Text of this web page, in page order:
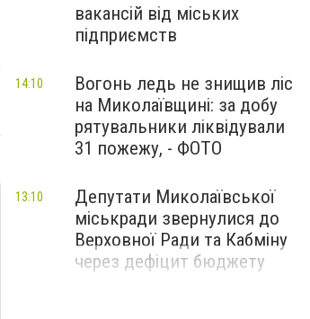
вакансій від міських
підприємств
Вогонь ледь не знищив ліс
на Миколаївщині: за добу
рятувальники ліквідували
31 пожежу, - ФОТО
14:10
Депутати Миколаївської
міськради звернулися до
Верховної Ради та Кабміну
через дефіцит бюджету
13:10